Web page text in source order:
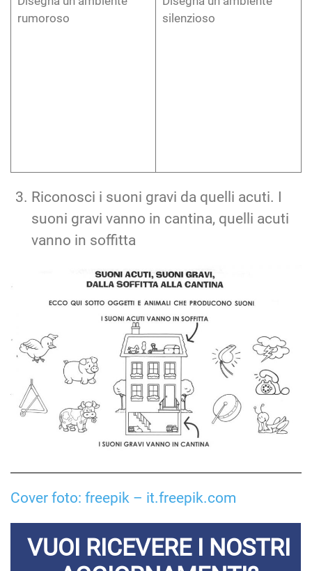
Cover foto: freepik – it.freepik.com
VUOI RICEVERE I NOSTRI
AGGIORNAMENTI?
Iscriviti alla nostra newsletter. Ogni mese
news su sordità e apparecchi acustici. E
niente spam!